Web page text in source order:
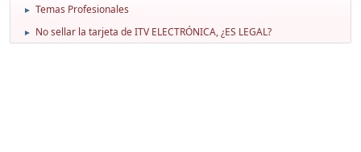
► Temas Profesionales
► No sellar la tarjeta de ITV ELECTRÓNICA, ¿ES LEGAL?